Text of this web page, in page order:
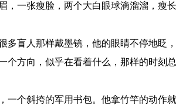
，一张瘦脸，两个大白眼球滴溜溜，瘦
多盲人那样戴墨镜，他的眼睛不停地眨
个方向，似乎在看着什么，那样的时刻
一个斜挎的军用书包。他拿竹竿的动作